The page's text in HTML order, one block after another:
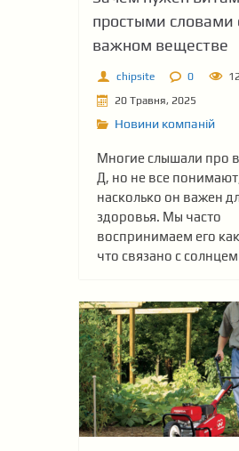
простыми словами
важном веществе
chipsite 0
20 Травня, 2025
Новини компаній
Многие слышали про
Д, но не все
насколько он важен
здоровья. Мы часто
воспринимаем его
что связано с